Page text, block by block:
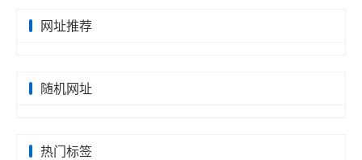
务领域涌现出众多专业机
构，卓信经...
网址推荐
随机网址
热门标签